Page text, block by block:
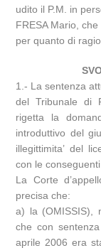
udito il P.M. in
FRESA Mario,
per quanto di
1.- La sentenza
del Tribunale di
rigetta la
introduttivo del
illegittimita’ del
con le
La Corte
precisa che:
a) la (OMISSIS),
che con
aprile 2006 era